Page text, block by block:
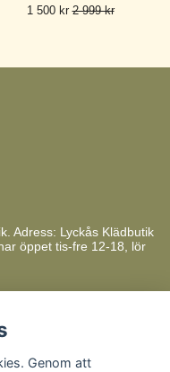
1 500 kr2 999 kr
Adress: Lyckås Klädbutik
öppet tis-fre 12-18, lör
Genom att